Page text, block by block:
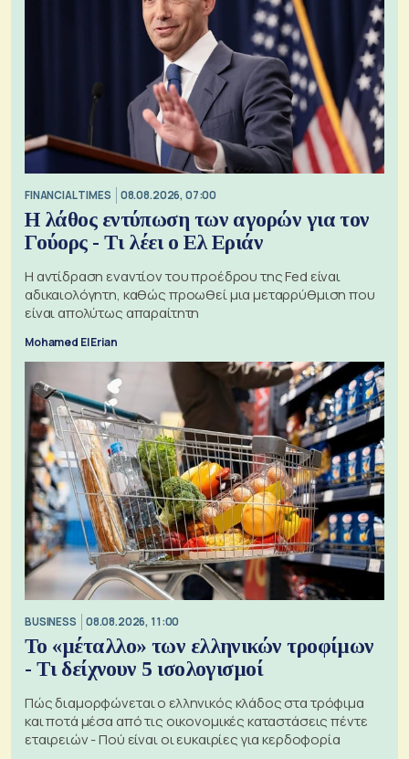
FINANCIAL TIMES 08.08.2026, 07:00
Η λάθος εντύπωση των αγορών για τον
Γούορς - Τι λέει ο Ελ Εριάν
Η αντίδραση εναντίον του προέδρου της Fed είναι
αδικαιολόγητη, καθώς προωθεί μια μεταρρύθμιση που
είναι απολύτως απαραίτητη
Mohamed El Erian
BUSINESS 08.08.2026, 11:00
Το «μέταλλο» των ελληνικών τροφίμων
- Τι δείχνουν 5 ισολογισμοί
Πώς διαμορφώνεται ο ελληνικός κλάδος στα τρόφιμα
και ποτά μέσα από τις οικονομικές καταστάσεις πέντε
εταιρειών - Πού είναι οι ευκαιρίες για κερδοφορία